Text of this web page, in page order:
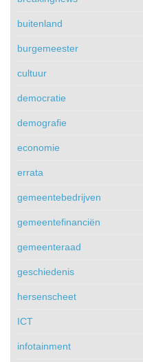
buitenland
burgemeester
cultuur
democratie
demografie
economie
errata
gemeentebedrijven
gemeentefinanciën
gemeenteraad
geschiedenis
hersenscheet
ICT
infotainment